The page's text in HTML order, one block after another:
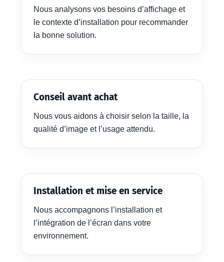
Nous analysons vos besoins d’affichage et
le contexte d’installation pour recommander
la bonne solution.
Conseil avant achat
Nous vous aidons à choisir selon la taille, la
qualité d’image et l’usage attendu.
Installation et mise en service
Nous accompagnons l’installation et
l’intégration de l’écran dans votre
environnement.